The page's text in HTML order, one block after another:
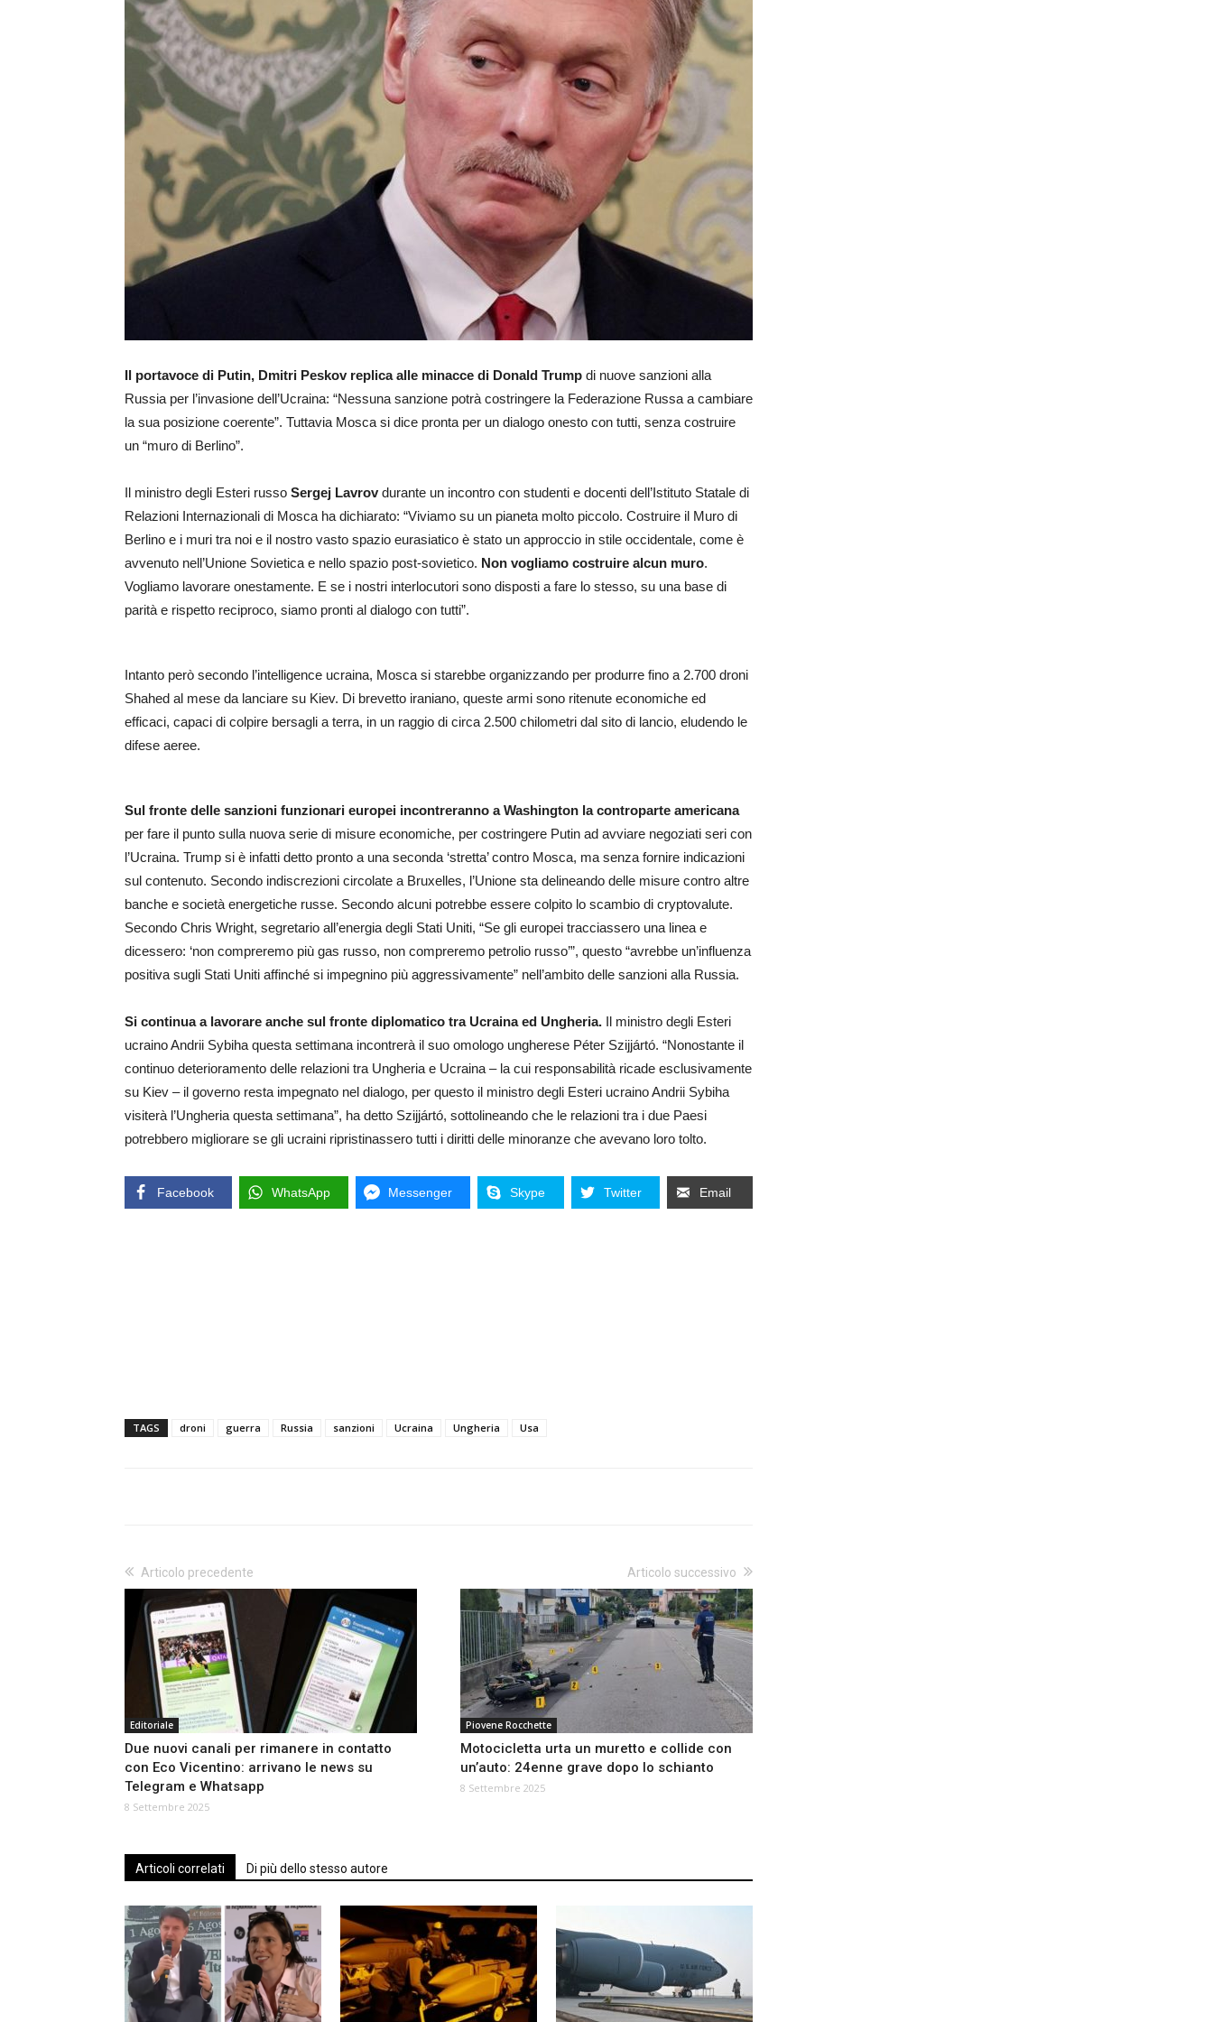
Il portavoce di Putin, Dmitri Peskov replica alle minacce di Donald Trump di nuove sanzioni alla
Russia per l’invasione dell’Ucraina: “Nessuna sanzione potrà costringere la Federazione Russa a cambiare
la sua posizione coerente”. Tuttavia Mosca si dice pronta per un dialogo onesto con tutti, senza costruire
un “muro di Berlino”.
Il ministro degli Esteri russo Sergej Lavrovdurante un incontro con studenti e docenti dell’Istituto Statale di
Relazioni Internazionali di Mosca ha dichiarato: “Viviamo su un pianeta molto piccolo. Costruire il Muro di
Berlino e i muri tra noi e il nostro vasto spazio eurasiatico è stato un approccio in stile occidentale, come è
avvenuto nell’Unione Sovietica e nello spazio post-sovietico. Non vogliamo costruire alcun muro.
Vogliamo lavorare onestamente. E se i nostri interlocutori sono disposti a fare lo stesso, su una base di
parità e rispetto reciproco, siamo pronti al dialogo con tutti”.
Intanto però secondo l’intelligence ucraina, Mosca si starebbe organizzando per produrre fino a 2.700 droni
Shahed al mese da lanciare su Kiev. Di brevetto iraniano, queste armi sono ritenute economiche ed
efficaci, capaci di colpire bersagli a terra, in un raggio di circa 2.500 chilometri dal sito di lancio, eludendo le
difese aeree.
Sul fronte delle sanzioni funzionari europei incontreranno a Washington la controparte americana
per fare il punto sulla nuova serie di misure economiche, per costringere Putin ad avviare negoziati seri con
l’Ucraina. Trump si è infatti detto pronto a una seconda ‘stretta’ contro Mosca, ma senza fornire indicazioni
sul contenuto. Secondo indiscrezioni circolate a Bruxelles, l’Unione sta delineando delle misure contro altre
banche e società energetiche russe. Secondo alcuni potrebbe essere colpito lo scambio di cryptovalute.
Secondo Chris Wright, segretario all’energia degli Stati Uniti, “Se gli europei tracciassero una linea e
dicessero: ‘non compreremo più gas russo, non compreremo petrolio russo’”, questo “avrebbe un’influenza
positiva sugli Stati Uniti affinché si impegnino più aggressivamente” nell’ambito delle sanzioni alla Russia.
Si continua a lavorare anche sul fronte diplomatico tra Ucraina ed Ungheria. Il ministro degli Esteri
ucraino Andrii Sybiha questa settimana incontrerà il suo omologo ungherese Péter Szijjártó. “Nonostante il
continuo deterioramento delle relazioni tra Ungheria e Ucraina – la cui responsabilità ricade esclusivamente
su Kiev – il governo resta impegnato nel dialogo, per questo il ministro degli Esteri ucraino Andrii Sybiha
visiterà l’Ungheria questa settimana”, ha detto Szijjártó, sottolineando che le relazioni tra i due Paesi
potrebbero migliorare se gli ucraini ripristinassero tutti i diritti delle minoranze che avevano loro tolto.
Facebook WhatsApp Messenger Skype Twitter Email
TAGS droni guerra Russia sanzioni Ucraina Ungheria Usa
Articolo precedente
Editoriale
Due nuovi canali per rimanere in contatto
con Eco Vicentino: arrivano le news su
Telegram e Whatsapp
8 Settembre 2025
Articolo successivo
Piovene Rocchette
Motocicletta urta un muretto e collide con
un’auto: 24enne grave dopo lo schianto
8 Settembre 2025
Articoli correlati Di più dello stesso autore